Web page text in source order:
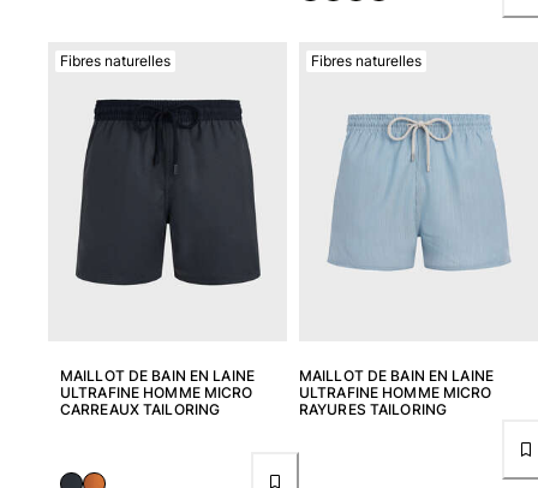
MAILLOT DE BAIN EN LAINE
ULTRAFINE HOMME MICRO
CARREAUX TAILORING
Fibres naturelles
MAILLOT DE BAIN EN LAINE
ULTRAFINE HOMME MICRO
RAYURES TAILORING
Fibres naturelles